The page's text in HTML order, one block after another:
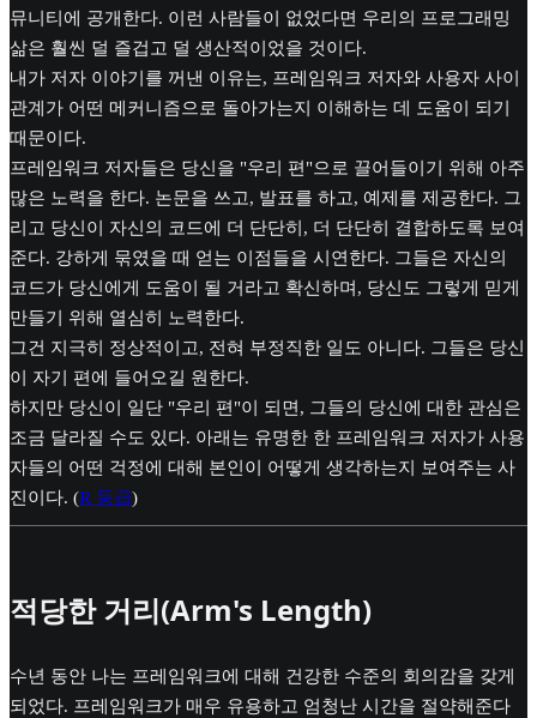
뮤니티에 공개한다. 이런 사람들이 없었다면 우리의 프로그래밍
삶은 훨씬 덜 즐겁고 덜 생산적이었을 것이다.
내가 저자 이야기를 꺼낸 이유는, 프레임워크 저자와 사용자 사이
관계가 어떤 메커니즘으로 돌아가는지 이해하는 데 도움이 되기
때문이다.
프레임워크 저자들은 당신을 "우리 편"으로 끌어들이기 위해 아주
많은 노력을 한다. 논문을 쓰고, 발표를 하고, 예제를 제공한다. 그
리고 당신이 자신의 코드에 더 단단히, 더 단단히 결합하도록 보여
준다. 강하게 묶였을 때 얻는 이점들을 시연한다. 그들은 자신의
코드가 당신에게 도움이 될 거라고 확신하며, 당신도 그렇게 믿게
만들기 위해 열심히 노력한다.
그건 지극히 정상적이고, 전혀 부정직한 일도 아니다. 그들은 당신
이 자기 편에 들어오길 원한다.
하지만 당신이 일단 "우리 편"이 되면, 그들의 당신에 대한 관심은
조금 달라질 수도 있다. 아래는 유명한 한 프레임워크 저자가 사용
자들의 어떤 걱정에 대해 본인이 어떻게 생각하는지 보여주는 사
진이다. (R 등급)
적당한 거리(Arm's Length)
수년 동안 나는 프레임워크에 대해 건강한 수준의 회의감을 갖게
되었다. 프레임워크가 매우 유용하고 엄청난 시간을 절약해준다